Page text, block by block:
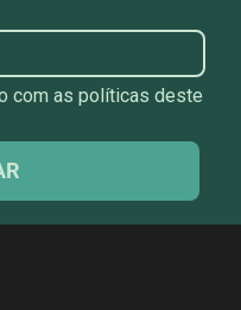
com as políticas deste